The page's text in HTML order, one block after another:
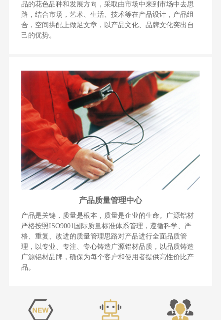
品的花色品种和发展方向，采取由市场中来到市场中去思
路，结合市场，艺术、生活、技术等在产品设计，产品组
合，空间拱配上做足文章，以产品文化、品牌文化突出自
己的优势。
产品质量管理中心
产品是关键，质量是根本，质量是企业的生命。广源铝材
严格按照ISO9001国际质量标准体系管理，遵循科学、严
格、重复、改进的质量管理思路对产品进行全面品质管
理，以专业、专注、专心铸造广源铝材品质，以品质铸造
广源铝材品牌，确保为每个客户和使用者提供高性价比产
品。